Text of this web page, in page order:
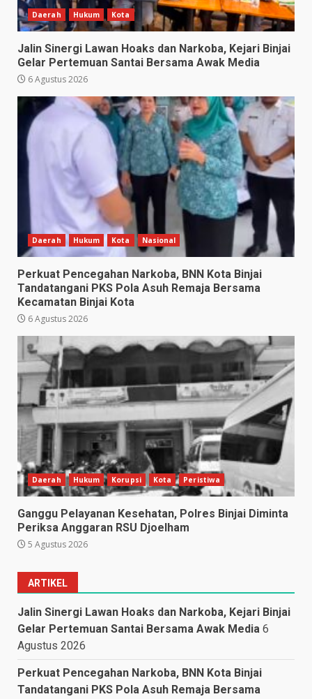
Daerah Hukum Kota
Jalin Sinergi Lawan Hoaks dan Narkoba, Kejari Binjai
Gelar Pertemuan Santai Bersama Awak Media
6 Agustus 2026
Daerah Hukum Kota Nasional
Perkuat Pencegahan Narkoba, BNN Kota Binjai
Tandatangani PKS Pola Asuh Remaja Bersama
Kecamatan Binjai Kota
6 Agustus 2026
Daerah Hukum Korupsi Kota Peristiwa
Ganggu Pelayanan Kesehatan, Polres Binjai Diminta
Periksa Anggaran RSU Djoelham
5 Agustus 2026
ARTIKEL
Jalin Sinergi Lawan Hoaks dan Narkoba, Kejari Binjai
Gelar Pertemuan Santai Bersama Awak Media 6
Agustus 2026
Perkuat Pencegahan Narkoba, BNN Kota Binjai
Tandatangani PKS Pola Asuh Remaja Bersama